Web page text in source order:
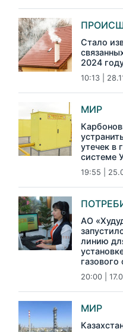
Стало
2024
10:13 |
МИР
утечек в
системе
19:55 |
АО
линию
газового
20:00 |
МИР